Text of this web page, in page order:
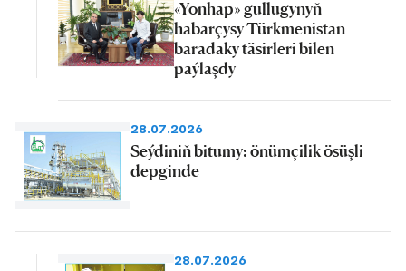
«Yonhap» gullugynyň
habarçysy Türkmenistan
baradaky täsirleri bilen
paýlaşdy
28.07.2026
Seýdiniň bitumy: önümçilik ösüşli
depginde
28.07.2026